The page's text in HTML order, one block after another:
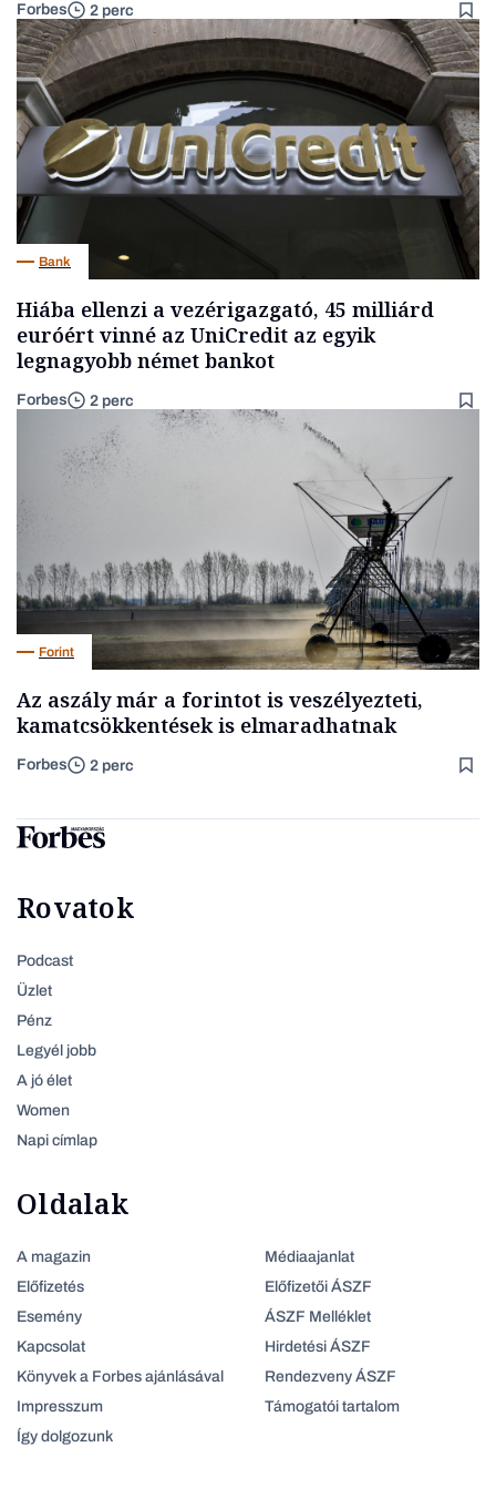
Forbes 2 perc
Bank
Hiába ellenzi a vezérigazgató, 45 milliárd
euróért vinné az UniCredit az egyik
legnagyobb német bankot
Forbes 2 perc
Forint
Az aszály már a forintot is veszélyezteti,
kamatcsökkentések is elmaradhatnak
Forbes 2 perc
Rovatok
Podcast
Üzlet
Pénz
Legyél jobb
A jó élet
Women
Napi címlap
Oldalak
A magazin
Előfizetés
Esemény
Kapcsolat
Könyvek a Forbes ajánlásával
Impresszum
Így dolgozunk
Médiaajanlat
Előfizetői ÁSZF
ÁSZF Melléklet
Hirdetési ÁSZF
Rendezveny ÁSZF
Támogatói tartalom